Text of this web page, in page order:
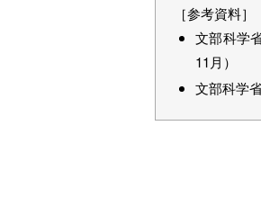
［参考資料］
文部科学
11月）
文部科学